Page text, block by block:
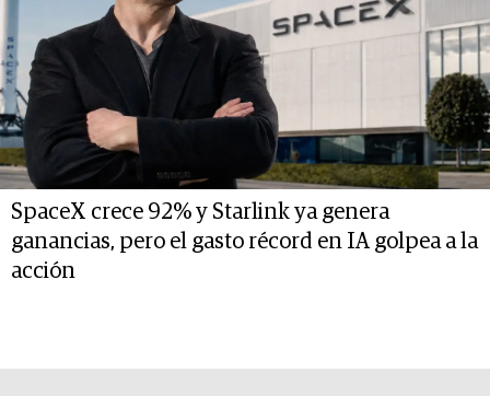
SpaceX crece 92% y Starlink ya genera
ganancias, pero el gasto récord en IA golpea a la
acción